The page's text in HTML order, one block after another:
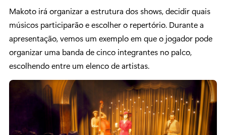
Makoto irá organizar a estrutura dos shows, decidir quais
músicos participarão e escolher o repertório. Durante a
apresentação, vemos um exemplo em que o jogador pode
organizar uma banda de cinco integrantes no palco,
escolhendo entre um elenco de artistas.